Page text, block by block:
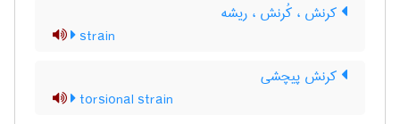
کرنش ، کُرنش ، ریشه
strain
کرنش پیچشی
torsional strain